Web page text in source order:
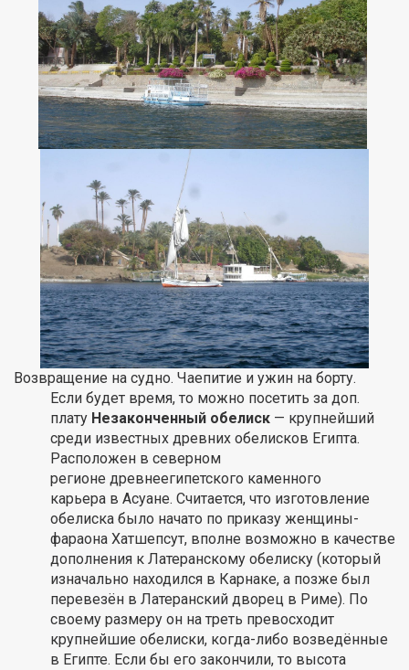
Возвращение на судно. Чаепитие и ужин на борту.
Если будет время, то можно посетить за доп.
плату Незаконченный обелиск — крупнейший
среди известных древних обелисков Египта.
Расположен в северном
регионе древнеегипетского каменного
карьера в Асуане. Считается, что изготовление
обелиска было начато по приказу женщины-
фараона Хатшепсут, вполне возможно в качестве
дополнения к Латеранскому обелиску (который
изначально находился в Карнаке, а позже был
перевезён в Латеранский дворец в Риме). По
своему размеру он на треть превосходит
крупнейшие обелиски, когда-либо возведённые
в Египте. Если бы его закончили, то высота